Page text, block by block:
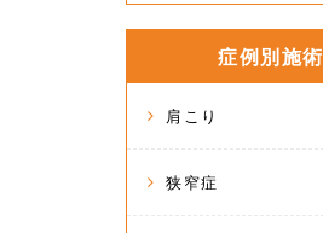
症例別施術
肩こり
狭窄症